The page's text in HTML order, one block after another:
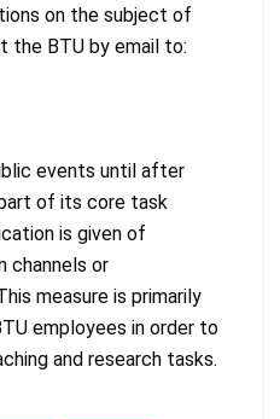
on the subject of
the BTU by email to:
events until after
of its core task
is given of
channels or
measure is primarily
employees in order to
and research tasks.